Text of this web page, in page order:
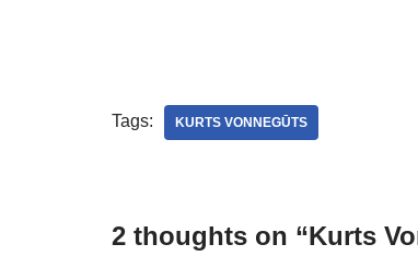
Tags: KURTS VONNEGŪTS
2 thoughts on “Kurts